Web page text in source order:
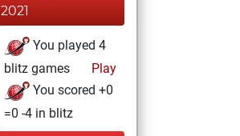
2021
You played 4
blitz games
Play
You scored +0
=0 -4 in blitz